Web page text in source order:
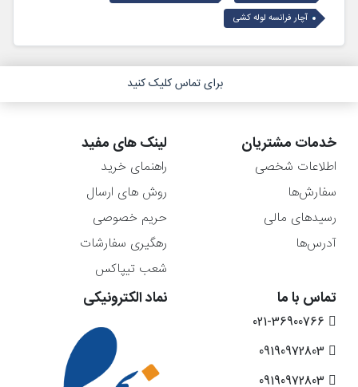
آچار فرانسه لوله کشی
برای تماس کلیک کنید
خدمات مشتریان
اطلاعات شخصی
سفارش‌ها
رسیدهای مالی
آدرس‌ها
لینک های مفید
راهنمای خرید
روش های ارسال
حریم خصوصی
رهگیری سفارشات
شعب تیپاکس
تماس با ما نماد الکترونیکی